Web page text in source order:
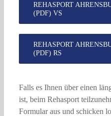
REHASPORT
(PDF) VS
REHASPORT
(PDF) RS
Falls es Ihnen über einen
ist, beim Rehasport
Formular aus und schicken